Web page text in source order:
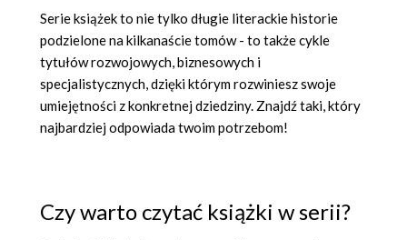
Serie książek to nie tylko długie literackie historie
podzielone na kilkanaście tomów - to także cykle
tytułów rozwojowych, biznesowych i
specjalistycznych, dzięki którym rozwiniesz swoje
umiejętności z konkretnej dziedziny. Znajdź taki, który
najbardziej odpowiada twoim potrzebom!
Czy warto czytać książki w serii?